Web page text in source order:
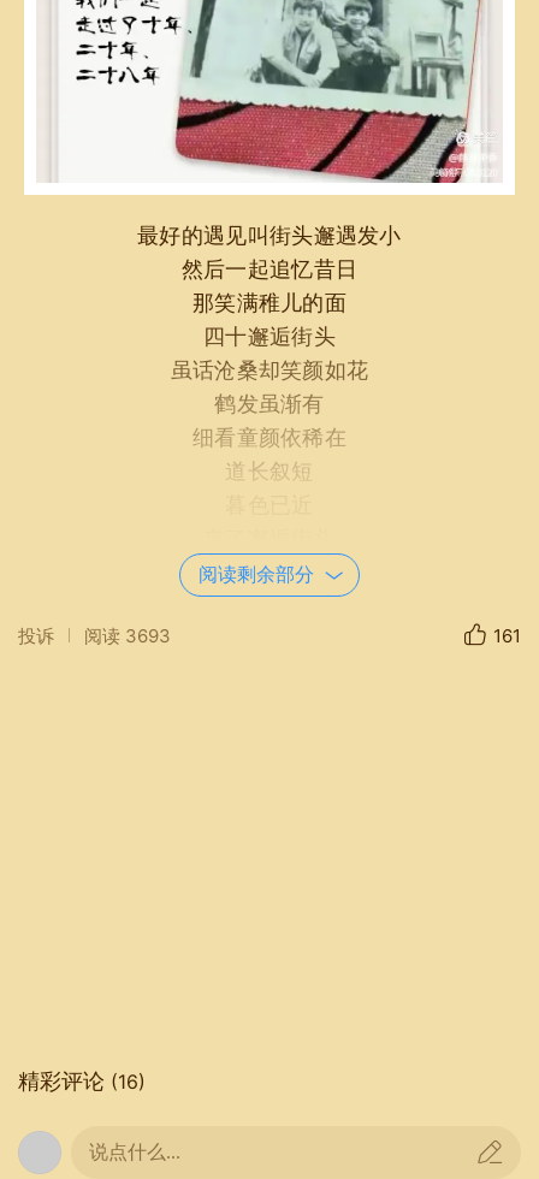
最好的遇见叫街头邂遇发小
然后一起追忆昔日
那笑满稚儿的面
四十邂逅街头
虽话沧桑却笑颜如花
鹤发虽渐有
细看童颜依稀在
道长叙短
猛聊猛聊猛聊
阅读剩余部分
投诉 阅读 3693 161
精彩评论 (16)
说点什么...